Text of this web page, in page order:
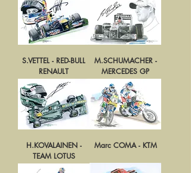
S.VETTEL - RED-BULL
RENAULT
M.SCHUMACHER -
MERCEDES GP
H.KOVALAINEN -
TEAM LOTUS
Marc COMA - KTM